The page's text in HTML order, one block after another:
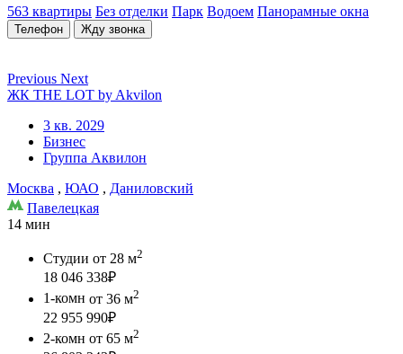
563 квартиры Без отделки Парк Водоем Панорамные окна
Телефон Жду звонка
Previous Next
ЖК THE LOT by Akvilon
3 кв. 2029
Бизнес
Группа Аквилон
Москва , ЮАО , Даниловский
Павелецкая
14 мин
Студии от 28 м2
18 046 338₽
1-комн от 36 м2
22 955 990₽
2-комн от 65 м2